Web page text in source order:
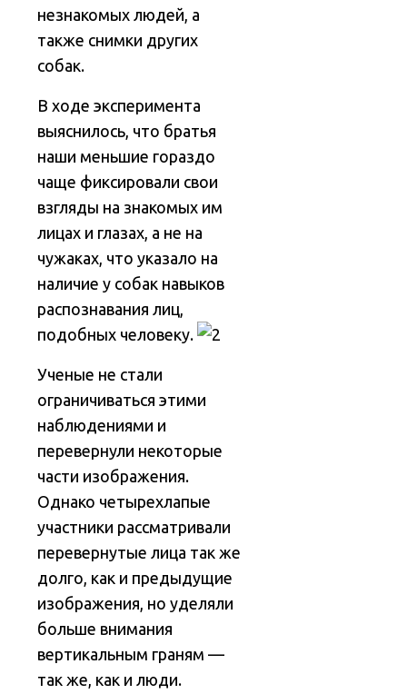
незнакомых людей, а
также снимки других
собак.
В ходе эксперимента
выяснилось, что братья
наши меньшие гораздо
чаще фиксировали свои
взгляды на знакомых им
лицах и глазах, а не на
чужаках, что указало на
наличие у собак навыков
распознавания лиц,
подобных человеку.
Ученые не стали
ограничиваться этими
наблюдениями и
перевернули некоторые
части изображения.
Однако четырехлапые
участники рассматривали
перевернутые лица так же
долго, как и предыдущие
изображения, но уделяли
больше внимания
вертикальным граням —
так же, как и люди.